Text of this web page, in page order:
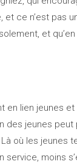
ce n’est pas
et
lien jeunes et
des jeunes
où les jeunes
moins